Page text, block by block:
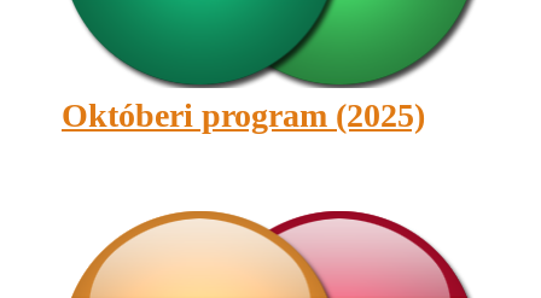
Októberi program (2025)